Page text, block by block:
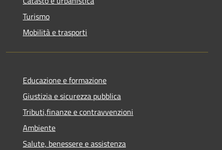
Turismo
Mobilità e trasporti
Educazione e formazione
Giustizia e sicurezza pubblica
Tributi,finanze e contravvenzioni
Ambiente
Salute, benessere e assistenza